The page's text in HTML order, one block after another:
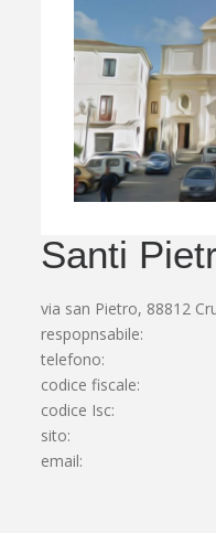
Santi
via san Pietro, 88812
respopnsabile:
telefono:
codice fiscale:
codice Isc:
sito:
email: